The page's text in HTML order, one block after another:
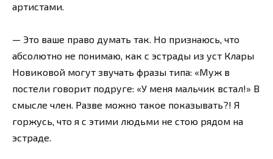
артистами.
— Это ваше право думать так. Но признаюсь, что
абсолютно не понимаю, как с эстрады из уст Клары
Новиковой могут звучать фразы типа: «Муж в
постели говорит подруге: «У меня мальчик встал!» В
смысле член. Разве можно такое показывать?! Я
горжусь, что я с этими людьми не стою рядом на
эстраде.